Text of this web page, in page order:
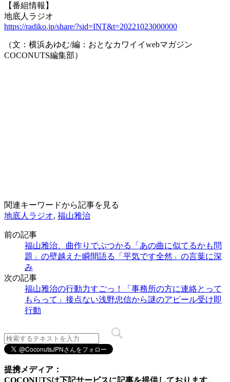
【番組情報】
地底人ラジオ
https://radiko.jp/share/?sid=INT&t=20221023000000
（文：横浜あゆむ/編：おとなカワイイwebマガジン
COCONUTS編集部）
関連キーワードから記事を見る
地底人ラジオ, 福山雅治
前の記事
福山雅治、曲作りでぶつかる「あの曲に似てるかも問
題」の壁越えた瞬間語る「平気です全然」の言葉に深
み
次の記事
福山雅治の行動力すごっ！「事務所の方に連絡とって
もらって」接点ない浅野忠信から謎のアピール受け即
行動
提携メディア：